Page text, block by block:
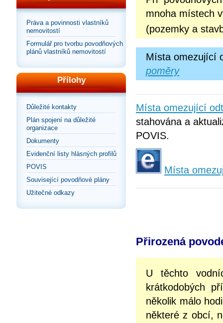
Práva a povinnosti vlastníků
nemovitostí
Formulář pro tvorbu povodňových
plánů vlastníků nemovitostí
Přílohy
Důležité kontakty
Plán spojení na důležité
organizace
Dokumenty
Evidenční listy hlásných profilů
POVIS
Související povodňové plány
Užitečné odkazy
mnoha místech
(pozemky a
Místa omezující
poměry
Místa omezující
stahována a
POVIS.
Místa
Přirozená
U těchto
krátkodobých
několik málo
některé z obcí,